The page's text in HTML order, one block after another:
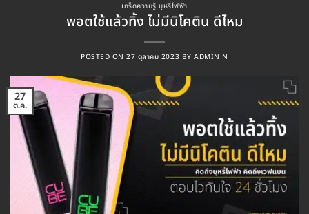
เกร็ดความรู้ บุหรี่ไฟฟ้า
พอตใช้แล้วทิ้ง ไม่มีนิโคติน ดีไหม
POSTED ON27 ตุลาคม 2023 BYADMIN N
27
ต.ค.